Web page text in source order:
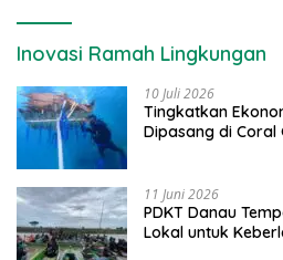
Inovasi Ramah Lingkungan
10 Juli 2026
Tingkatkan
Dipasang di Coral
11 Juni 2026
PDKT Danau
Lokal untuk